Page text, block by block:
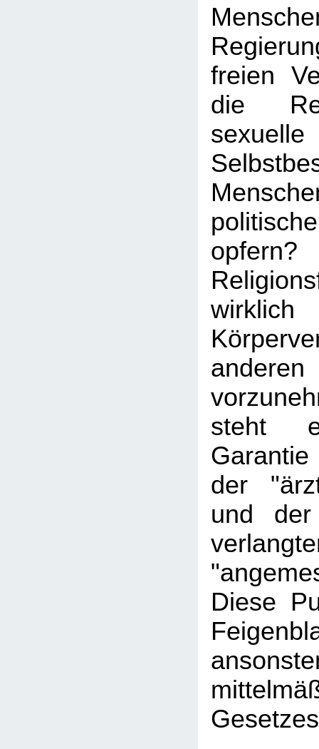
freien
die
sexuelle
steht
der
und
Diese